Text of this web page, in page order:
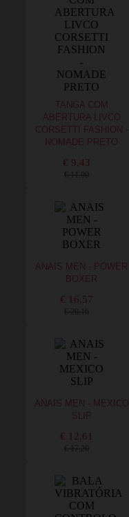
TANGA COM
ABERTURA LIVCO
CORSETTI FASHION -
NOMADE PRETO
€ 9,43
€ 11,00
ANAIS MEN - POWER
BOXER
€ 16,57
€ 20,16
ANAIS MEN - MEXICO
SLIP
€ 12,61
€ 17,20